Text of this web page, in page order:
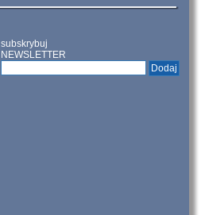
subskrybuj
NEWSLETTER